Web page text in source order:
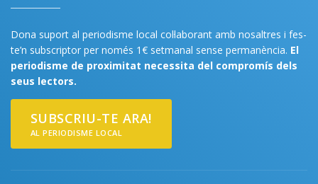
Dona suport al periodisme local col·laborant amb nosaltres i fes-
te’n subscriptor per només 1€ setmanal sense permanència. El
periodisme de proximitat necessita del compromís dels
seus lectors.
SUBSCRIU-TE ARA!
AL PERIODISME LOCAL